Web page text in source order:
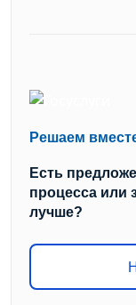
Решаем
Есть
процесса или
лучше?